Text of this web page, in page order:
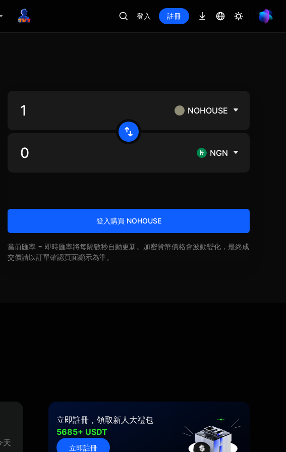
登入 註冊
NOHOUSE
NGN
登入購買 NOHOUSE
當前匯率 = 即時匯率將每隔數秒自動更新。加密貨幣價格會波動變化，最終成
交價請以訂單確認頁面顯示為準。
天
立即註冊，領取新人大禮包
5685+ USDT
立即註冊